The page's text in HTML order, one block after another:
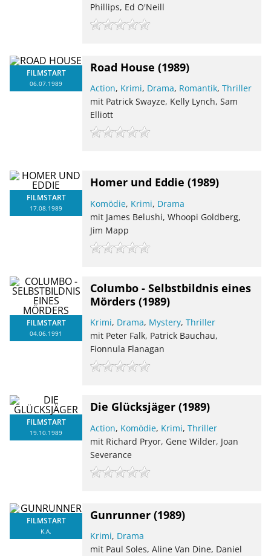
Phillips, Ed O'Neill
FILMSTART
06.07.1989
Road House (1989)
Action, Krimi, Drama, Romantik,Thriller
mit Patrick Swayze, Kelly Lynch, Sam
Elliott
FILMSTART
17.08.1989
Homer und Eddie (1989)
Komödie, Krimi, Drama
mit James Belushi, Whoopi Goldberg,
Jim Mapp
FILMSTART
04.06.1991
Columbo - Selbstbildnis eines
Mörders (1989)
Krimi, Drama, Mystery,Thriller
mit Peter Falk, Patrick Bauchau,
Fionnula Flanagan
FILMSTART
19.10.1989
Die Glücksjäger (1989)
Action, Komödie, Krimi,Thriller
mit Richard Pryor, Gene Wilder, Joan
Severance
FILMSTART
K.A.
Gunrunner (1989)
Krimi, Drama
mit Paul Soles, Aline Van Dine, Daniel